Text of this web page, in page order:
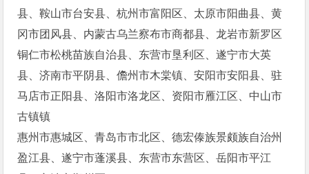
县、鞍山市台安县、杭州市富阳区、太原市阳曲县、黄
冈市团风县、内蒙古乌兰察布市商都县、龙岩市新罗区
铜仁市松桃苗族自治县、东营市垦利区、遂宁市大英
县、济南市平阴县、儋州市木棠镇、安阳市安阳县、驻
马店市正阳县、洛阳市洛龙区、资阳市雁江区、中山市
古镇镇
惠州市惠城区、青岛市市北区、德宏傣族景颇族自治州
盈江县、遂宁市蓬溪县、东营市东营区、岳阳市平江